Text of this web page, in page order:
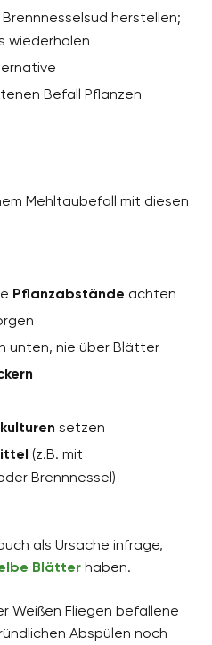
herstellen;
wiederholen
Befall Pflanzen
Mehltaubefall mit diesen
Pflanzabstände achten
unten, nie über Blätter
setzen
(z.B. mit
Brennnessel)
als Ursache infrage,
Blätter haben.
Weißen Fliegen befallene
Abspülen noch